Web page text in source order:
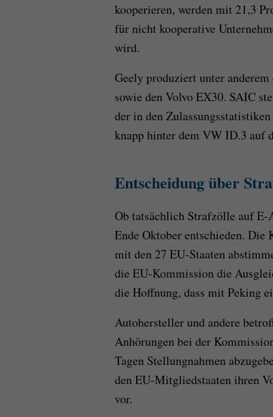
kooperieren, werden mit 21,3
für nicht kooperative
wird.
Geely produziert unter
sowie den Volvo EX30. SAIC
der in den
knapp hinter dem VW ID.3 auf
Entscheidung über
Ob tatsächlich Strafzölle auf E-
Ende Oktober entschieden. Die
mit den 27 EU-Staaten
die EU-Kommission die
die Hoffnung, dass mit Peking
Autohersteller und andere
Anhörungen bei der
Tagen Stellungnahmen
den EU-Mitgliedstaaten ihren
vor.